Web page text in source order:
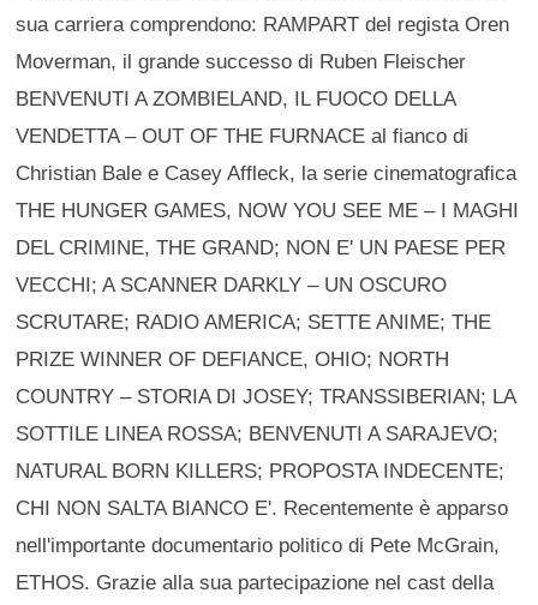
sua carriera comprendono: RAMPART del regista Oren
Moverman, il grande successo di Ruben Fleischer
BENVENUTI A ZOMBIELAND, IL FUOCO DELLA
VENDETTA – OUT OF THE FURNACE al fianco di
Christian Bale e Casey Affleck, la serie cinematografica
THE HUNGER GAMES, NOW YOU SEE ME – I MAGHI
DEL CRIMINE, THE GRAND; NON E' UN PAESE PER
VECCHI; A SCANNER DARKLY – UN OSCURO
SCRUTARE; RADIO AMERICA; SETTE ANIME; THE
PRIZE WINNER OF DEFIANCE, OHIO; NORTH
COUNTRY – STORIA DI JOSEY; TRANSSIBERIAN; LA
SOTTILE LINEA ROSSA; BENVENUTI A SARAJEVO;
NATURAL BORN KILLERS; PROPOSTA INDECENTE;
CHI NON SALTA BIANCO E'. Recentemente è apparso
nell'importante documentario politico di Pete McGrain,
ETHOS. Grazie alla sua partecipazione nel cast della